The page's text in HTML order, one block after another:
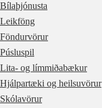
Bílaþjónusta
Leikföng
Föndurvörur
Púsluspil
Lita- og límmiðabækur
Hjálpartæki og heilsuvörur
Skólavörur